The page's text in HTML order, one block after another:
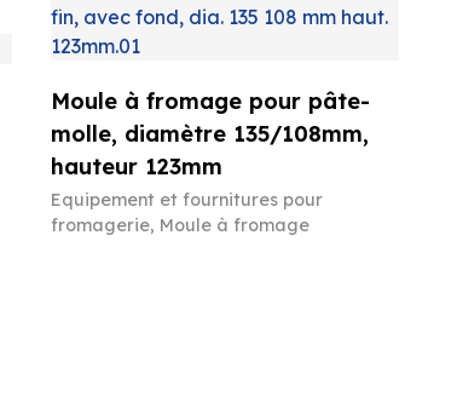
Moule à fromage pour pâte-
molle, diamètre 135/108mm,
hauteur 123mm
Equipement et fournitures pour
fromagerie, Moule à fromage